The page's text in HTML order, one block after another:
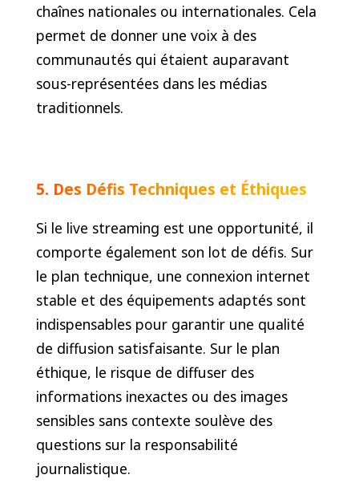
chaînes nationales ou internationales. Cela
permet de donner une voix à des
communautés qui étaient auparavant
sous-représentées dans les médias
traditionnels.
5. Des Défis Techniques et Éthiques
Si le live streaming est une opportunité, il
comporte également son lot de défis. Sur
le plan technique, une connexion internet
stable et des équipements adaptés sont
indispensables pour garantir une qualité
de diffusion satisfaisante. Sur le plan
éthique, le risque de diffuser des
informations inexactes ou des images
sensibles sans contexte soulève des
questions sur la responsabilité
journalistique.